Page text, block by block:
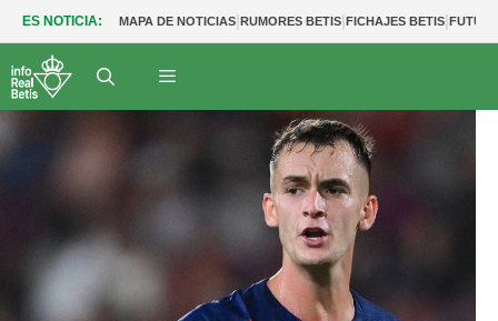
ES NOTICIA: MAPA DE NOTICIAS|RUMORES BETIS|FICHAJES BETIS|